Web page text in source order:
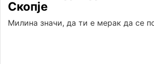
Скопје
Милина значи, да ти е мерак да се